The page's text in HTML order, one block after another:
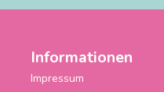
Informationen
Impressum